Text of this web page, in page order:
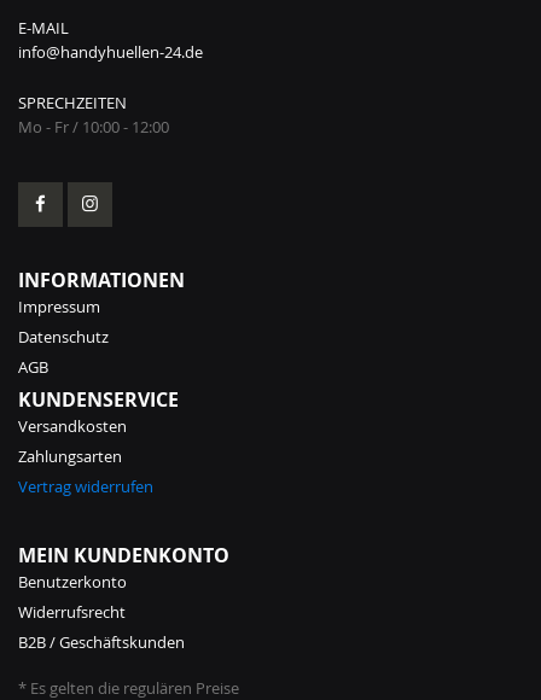
E-MAIL
info@handyhuellen-24.de
SPRECHZEITEN
Mo - Fr / 10:00 - 12:00
INFORMATIONEN
Impressum
Datenschutz
AGB
KUNDENSERVICE
Versandkosten
Zahlungsarten
Vertrag widerrufen
MEIN KUNDENKONTO
Benutzerkonto
Widerrufsrecht
B2B / Geschäftskunden
* Es gelten die regulären Preise